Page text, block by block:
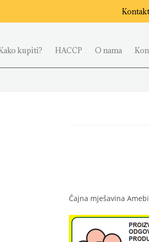
kupiti? HACCP O nama
Čajna mješavina